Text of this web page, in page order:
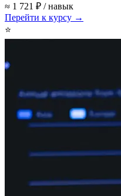
≈ 1 721 ₽ / навык
Перейти к курсу →
⭐